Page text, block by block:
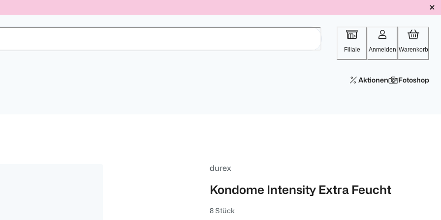
Filiale Anmelden Warenkorb
Aktionen Fotoshop
durex
Kondome Intensity Extra Feucht
8 Stück